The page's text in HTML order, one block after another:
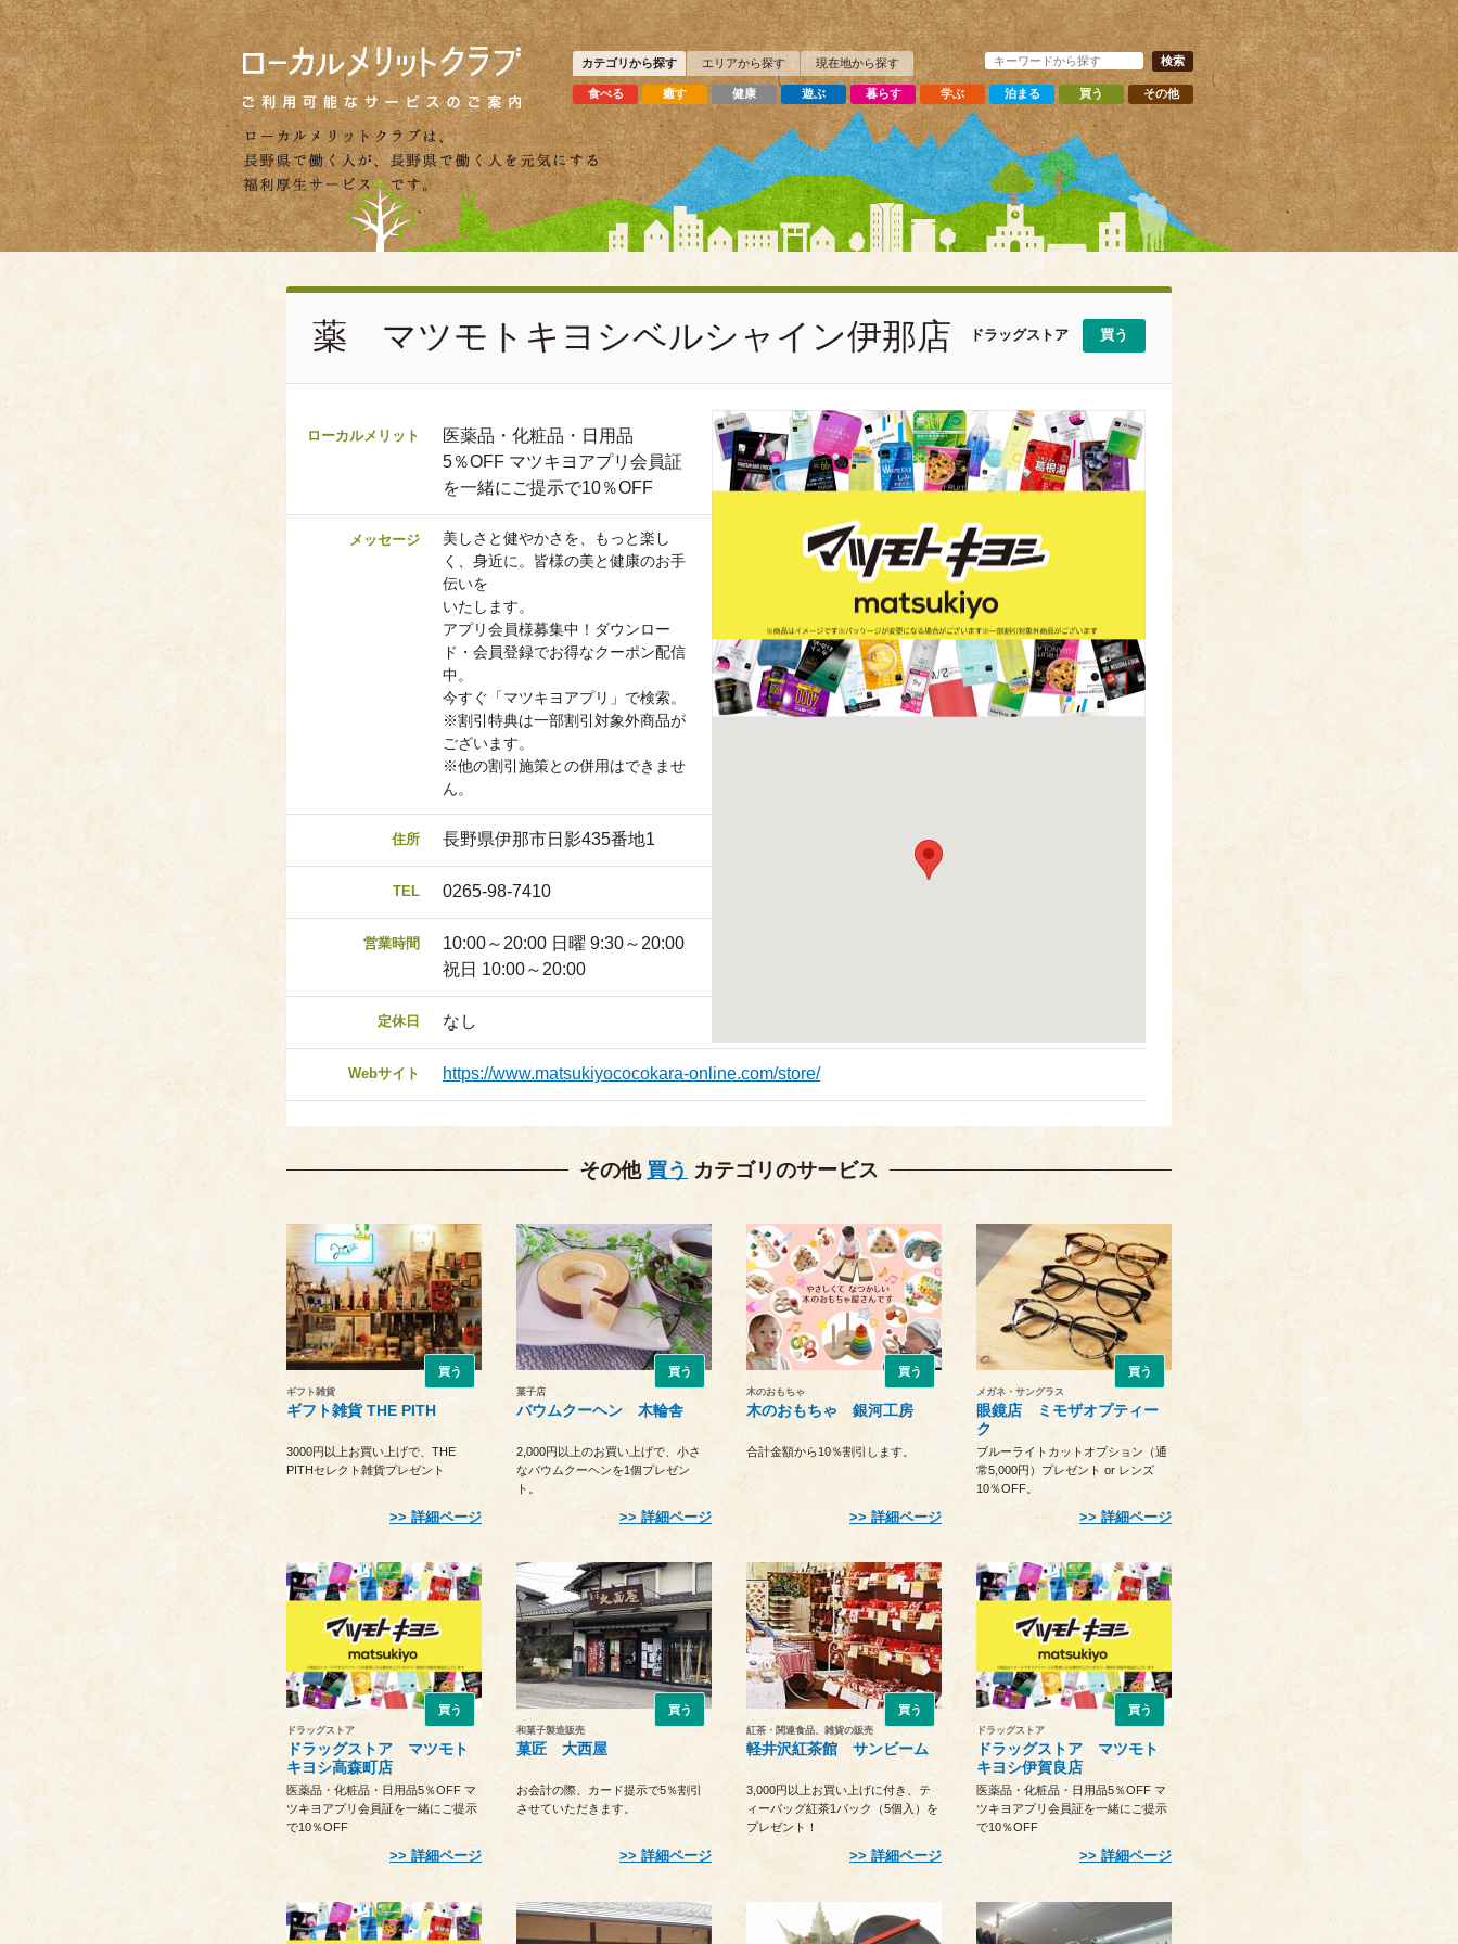
カテゴリから探す エリアから探す 現在地から探す
食べる 癒す 健康 遊ぶ 暮らす 学ぶ 泊まる 買う その他
薬 マツモトキヨシベルシャイン伊那店 買う
ドラッグストア
ローカルメリット
医薬品・化粧品・日用品
5％OFF マツキヨアプリ会員証
を一緒にご提示で10％OFF
メッセージ
美しさと健やかさを、もっと楽し
く、身近に。皆様の美と健康のお手
伝いを
いたします。
アプリ会員様募集中！ダウンロー
ド・会員登録でお得なクーポン配信
中。
今すぐ「マツキヨアプリ」で検索。
※割引特典は一部割引対象外商品が
ございます。
※他の割引施策との併用はできませ
ん。
住所 長野県伊那市日影435番地1
TEL 0265-98-7410
営業時間
10:00～20:00 日曜 9:30～20:00
祝日 10:00～20:00
定休日 なし
Webサイト https://www.matsukiyococokara-online.com/store/
その他 買う カテゴリのサービス
ギフト雑貨
ギフト雑貨 THE PITH
買う
3000円以上お買い上げで、THE
PITHセレクト雑貨プレゼント
詳細ページ
菓子店
バウムクーヘン 木輪舎
買う
2,000円以上のお買い上げで、小さ
なバウムクーヘンを1個プレゼン
ト。
詳細ページ
木のおもちゃ
木のおもちゃ 銀河工房
買う
合計金額から10％割引します。
詳細ページ
メガネ・サングラス
眼鏡店 ミモザオプティー
ク
買う
ブルーライトカットオプション（通
常5,000円）プレゼント or レンズ
10％OFF。
詳細ページ
ドラッグストア
ドラッグストア マツモト
キヨシ高森町店
買う
医薬品・化粧品・日用品5％OFF マ
ツキヨアプリ会員証を一緒にご提示
で10％OFF
詳細ページ
和菓子製造販売
菓匠 大西屋
買う
お会計の際、カード提示で5％割引
させていただきます。
詳細ページ
紅茶・関連食品、雑貨の販売
軽井沢紅茶館 サンビーム
買う
3,000円以上お買い上げに付き、テ
ィーバッグ紅茶1パック（5個入）を
プレゼント！
詳細ページ
ドラッグストア
ドラッグストア マツモト
キヨシ伊賀良店
買う
医薬品・化粧品・日用品5％OFF マ
ツキヨアプリ会員証を一緒にご提示
で10％OFF
詳細ページ